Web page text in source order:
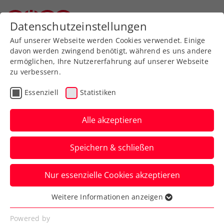
Zurück zur Newsübersicht
Turniere
Upper Austria Ladies
Linz: Topgesetzte
Ostapenko triumphiert
Die Baltin sichert sich bei der WTA-500-
Premiere in Oberösterreich die neue
Swarovski-Trophäe.
Verfasst von: Presseaussendung / Redaktion, 04.02.2024
Datenschutzeinstellungen
Auf unserer Webseite werden Cookies verwendet. Einige
davon werden zwingend benötigt, während es uns andere
ermöglichen, Ihre Nutzererfahrung auf unserer Webseite
zu verbessern.
Essenziell Statistiken
Alle akzeptieren
Speichern & schließen
Nur essenzielle Cookies akzeptieren
Essenziell
Essenzielle Cookies werden für grundlegende
Weitere Informationen anzeigen
Powered by